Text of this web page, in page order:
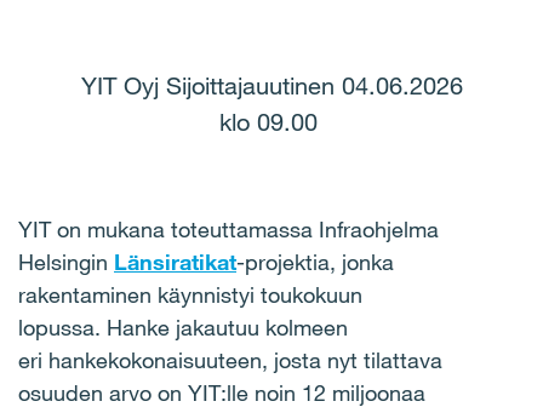
YIT Oyj Sijoittajauutinen 04.06.2026
klo 09.00
YIT on mukana toteuttamassa Infraohjelma
Helsingin Länsiratikat-projektia, jonka
rakentaminen käynnistyi toukokuun
lopussa. Hanke jakautuu kolmeen
eri hankekokonaisuuteen, josta nyt tilattava
osuuden arvo on YIT:lle noin 12 miljoonaa